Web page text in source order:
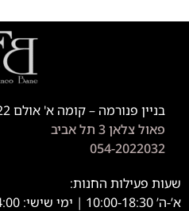
בניין פנורמה – קומה א' אולם 122
פאול צלאן 3 תל אביב
054-2022032
שעות פעילות החנות:
א’-ה’ 10:00-18:30 | ימי שישי: 10:00-14:00